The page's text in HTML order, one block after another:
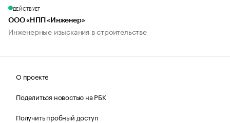
ДЕЙСТВУЕТ
ООО «НПП «Инженер»
Инженерные изыскания в строительстве
О проекте
Поделиться новостью на РБК
Получить пробный доступ